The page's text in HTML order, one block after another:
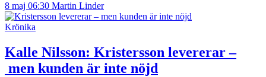
8 maj 06:30 Martin Linder
Krönika
Kalle Nilsson: Kristersson levererar –
men kunden är inte nöjd